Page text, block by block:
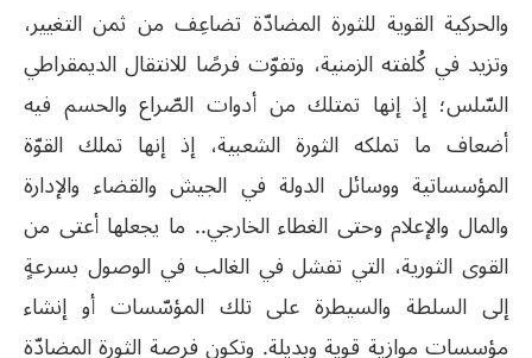
والحركية القوية للثورة المضادّة تضاعِف من ثمن التغيير،
وتزيد في كُلفته الزمنية، وتفوّت فرصًا للانتقال الديمقراطي
السّلس؛ إذ إنها تمتلك من أدوات الصّراع والحسم فيه
أضعاف ما تملكه الثورة الشعبية، إذ إنها تملك القوّة
المؤسساتية ووسائل الدولة في الجيش والقضاء والإدارة
والمال والإعلام وحتى الغطاء الخارجي.. ما يجعلها أعتى من
القوى الثورية، التي تفشل في الغالب في الوصول بسرعةٍ
إلى السلطة والسيطرة على تلك المؤسّسات أو إنشاء
مؤسسات موازية قوية وبديلة. وتكون فرصة الثورة المضادّة